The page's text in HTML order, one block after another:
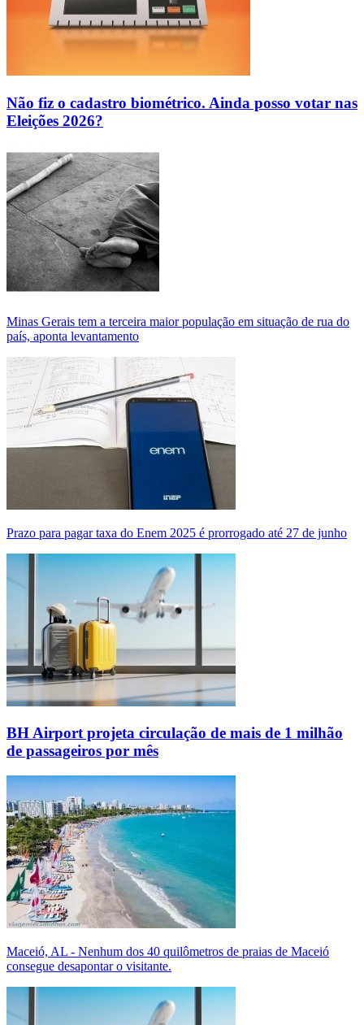
Não fiz o cadastro biométrico. Ainda posso votar nas
Eleições 2026?
Minas Gerais tem a terceira maior população em situação de rua do
país, aponta levantamento
Prazo para pagar taxa do Enem 2025 é prorrogado até 27 de junho
BH Airport projeta circulação de mais de 1 milhão
de passageiros por mês
Maceió, AL - Nenhum dos 40 quilômetros de praias de Maceió
consegue desapontar o visitante.